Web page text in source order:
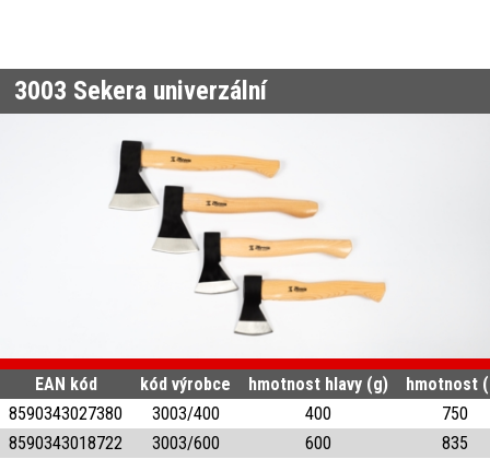
3003 Sekera univerzální
EAN kód kód výrobce hmotnost hlavy (g)
hmotnost
8590343027380
3003/400 400
750
8590343018722
3003/600 600
835